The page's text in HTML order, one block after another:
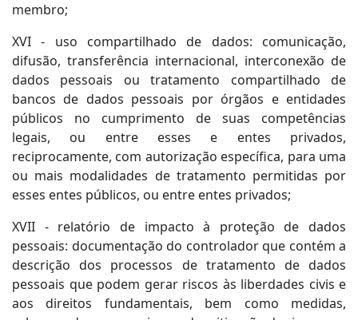
membro;
XVI - uso compartilhado de dados: comunicação,
difusão, transferência internacional, interconexão de
dados pessoais ou tratamento compartilhado de
bancos de dados pessoais por órgãos e entidades
públicos no cumprimento de suas competências
legais, ou entre esses e entes privados,
reciprocamente, com autorização específica, para uma
ou mais modalidades de tratamento permitidas por
esses entes públicos, ou entre entes privados;
XVII - relatório de impacto à proteção de dados
pessoais: documentação do controlador que contém a
descrição dos processos de tratamento de dados
pessoais que podem gerar riscos às liberdades civis e
aos direitos fundamentais, bem como medidas,